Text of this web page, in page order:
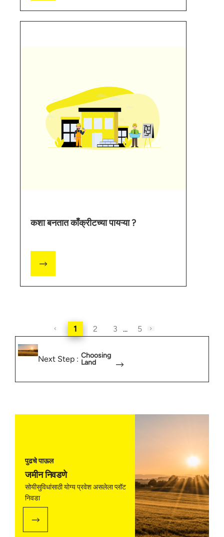
कशा बनतात काँक्रीटच्या पायऱ्या ?
1 2 3 ... 5
Next Step : Choosing
Land
पुढचे पाऊल
जमीन निवडणे
सोयीसुविधांसाठी योग्य प्रवेश असलेला प्लॉट
निवडा